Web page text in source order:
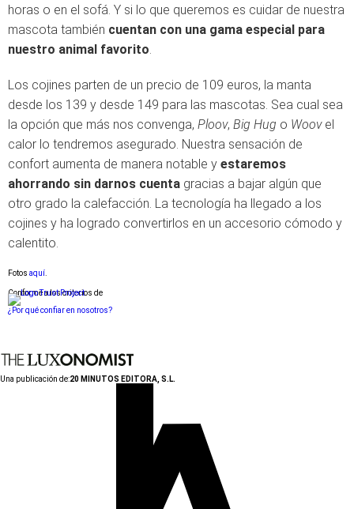
horas o en el sofá. Y si lo que queremos es cuidar de nuestra
mascota también cuentan con una gama especial para
nuestro animal favorito.
Los cojines parten de un precio de 109 euros, la manta
desde los 139 y desde 149 para las mascotas. Sea cual sea
la opción que más nos convenga, Ploov, Big Hug o Woov el
calor lo tendremos asegurado. Nuestra sensación de
confort aumenta de manera notable y estaremos
ahorrando sin darnos cuenta gracias a bajar algún que
otro grado la calefacción. La tecnología ha llegado a los
cojines y ha logrado convertirlos en un accesorio cómodo y
calentito.
Fotos aquí
Conforme a los criterios de
¿Por qué confiar en nosotros?
Una publicación de:20 MINUTOS EDITORA, S.L.